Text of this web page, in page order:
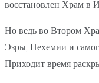
восстановлен Храм в
Но ведь во Втором
Эзры, Нехемии и
Приходит время